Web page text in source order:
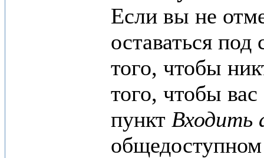
Если вы не
оставаться
того, чтобы
того, чтобы
пункт Входить